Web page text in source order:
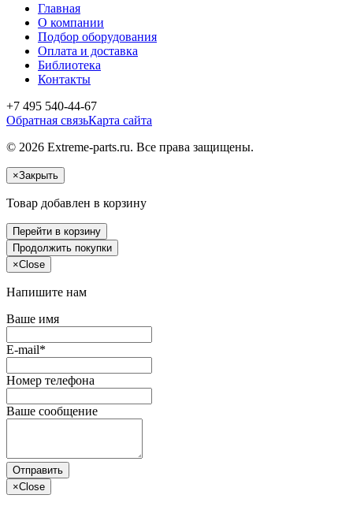
Главная
О компании
Подбор оборудования
Оплата и доставка
Библиотека
Контакты
+7 495 540-44-67
Обратная связьКарта сайта
© 2026 Extreme-parts.ru. Все права защищены.
×Закрыть
Товар добавлен в корзину
Перейти в корзину
Продолжить покупки
×Close
Напишите нам
Ваше имя
E-mail*
Номер телефона
Ваше сообщение
Отправить
×Close